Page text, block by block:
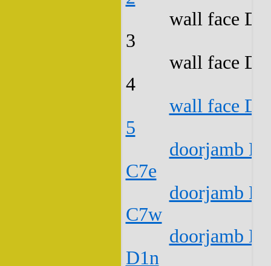
wall face
3
wall face
4
wall face
5
doorjamb
C7e
doorjamb
C7w
doorjamb
D1n